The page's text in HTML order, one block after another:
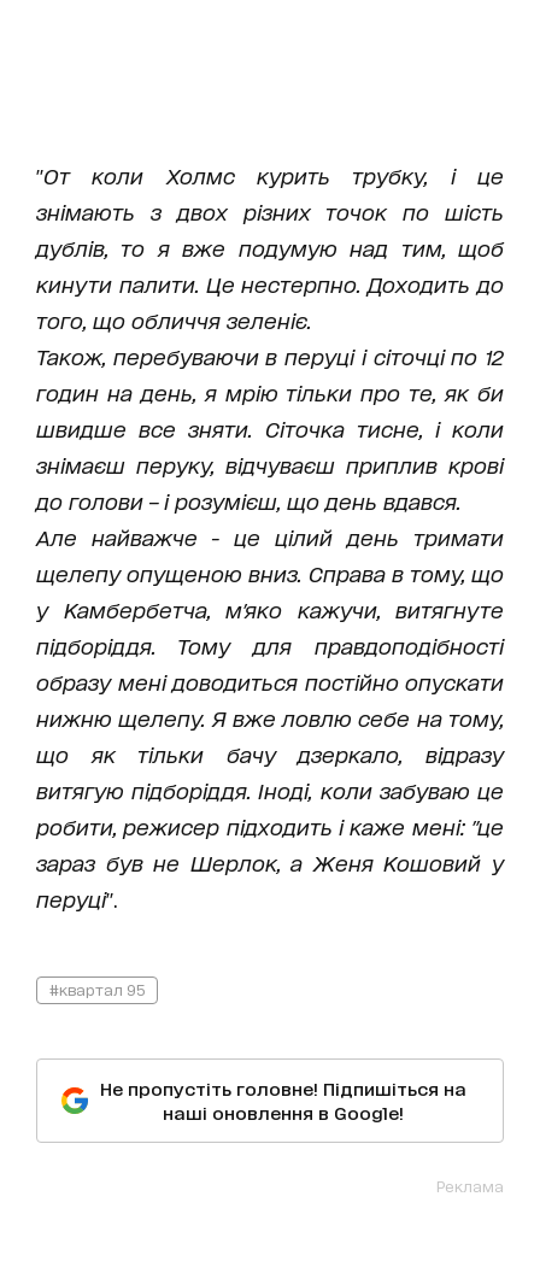
"От коли Холмс курить трубку, і це
знімають з двох різних точок по шість
дублів, то я вже подумую над тим, щоб
кинути палити. Це нестерпно. Доходить до
того, що обличчя зеленіє.
Також, перебуваючи в перуці і сіточці по 12
годин на день, я мрію тільки про те, як би
швидше все зняти. Сіточка тисне, і коли
знімаєш перуку, відчуваєш приплив крові
до голови – і розумієш, що день вдався.
Але найважче - це цілий день тримати
щелепу опущеною вниз. Справа в тому, що
у Камбербетча, м'яко кажучи, витягнуте
підборіддя. Тому для правдоподібності
образу мені доводиться постійно опускати
нижню щелепу. Я вже ловлю себе на тому,
що як тільки бачу дзеркало, відразу
витягую підборіддя. Іноді, коли забуваю це
робити, режисер підходить і каже мені: "це
зараз був не Шерлок, а Женя Кошовий у
перуці".
#квартал 95
Не пропустіть головне! Підпишіться на
наші оновлення в Google!
Реклама